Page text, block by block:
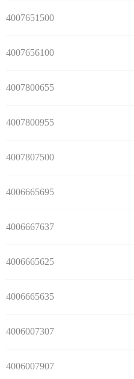
4007651500
4007656100
4007800655
4007800955
4007807500
4006665695
4006667637
4006665625
4006665635
4006007307
4006007907